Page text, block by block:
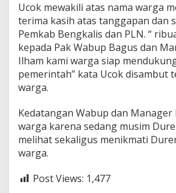
Ucok mewakili atas nama warga
terima kasih atas tanggapan dan
Pemkab Bengkalis dan PLN. “
kepada Pak Wabup Bagus dan
Ilham kami warga siap
pemerintah” kata Ucok disambut
warga.
Kedatangan Wabup dan Manager
warga karena sedang musim
melihat sekaligus menikmati
warga.
Post Views: 1,477